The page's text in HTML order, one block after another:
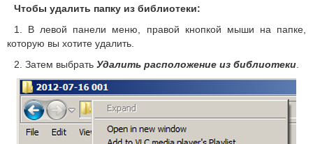
Чтобы удалить папку из библиотеки:
1. В левой панели меню, правой кнопкой мыши на папке,
которую вы хотите удалить.
2. Затем выбрать Удалить расположение из библиотеки